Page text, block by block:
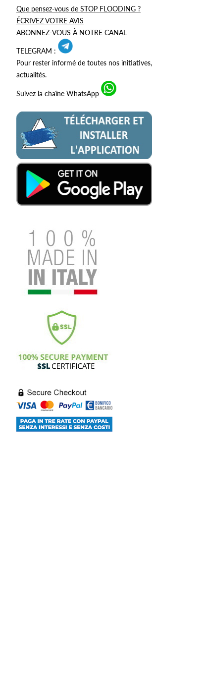
Que pensez-vous de STOP FLOODING ?
ÉCRIVEZ VOTRE AVIS
ABONNEZ-VOUS À NOTRE CANAL
TELEGRAM :
Pour rester informé de toutes nos initiatives,
actualités.
Suivez la chaîne WhatsApp